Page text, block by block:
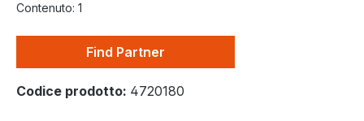
Contenuto: 1
Find Partner
Codice prodotto: 4720180